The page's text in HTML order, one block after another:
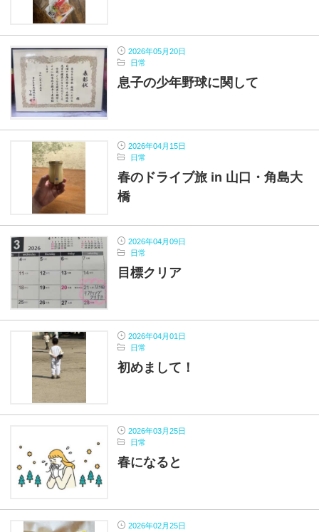
2026年05月20日
日常
息子の少年野球に関して
2026年04月15日
日常
春のドライブ旅 in 山口・角島大
橋
2026年04月09日
日常
目標クリア
2026年04月01日
日常
初めまして！
2026年03月25日
日常
春になると
2026年02月25日